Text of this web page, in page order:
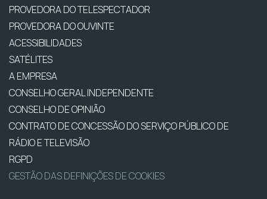
PROVEDORA DO TELESPECTADOR
PROVEDORA DO OUVINTE
ACESSIBILIDADES
SATÉLITES
A EMPRESA
CONSELHO GERAL INDEPENDENTE
CONSELHO DE OPINIÃO
CONTRATO DE CONCESSÃO DO SERVIÇO PÚBLICO DE
RÁDIO E TELEVISÃO
RGPD
GESTÃO DAS DEFINIÇÕES DE COOKIES